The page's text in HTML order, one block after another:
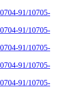
91/10705-
91/10705-
91/10705-
91/10705-
91/10705-